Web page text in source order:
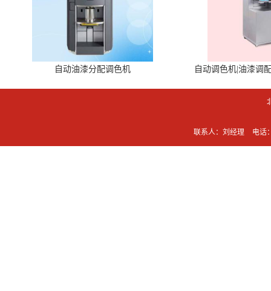
自动油漆分配调色机 自动调色机|油漆调
联系人：刘经理 电话